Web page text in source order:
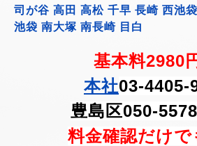
司が谷 高田 高松 千早 長崎 西池
池袋 南大塚 南長崎 目白
基本料2980
本社03-4405-
豊島区050-
料金確認だけで